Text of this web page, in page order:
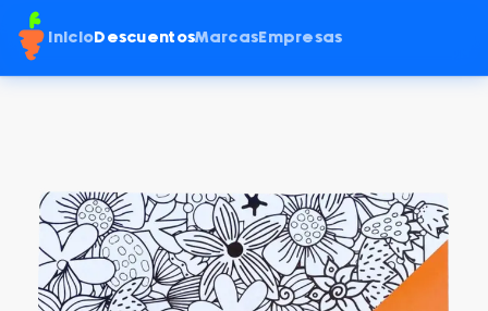
Inicio DescuentosMarcas Empresas